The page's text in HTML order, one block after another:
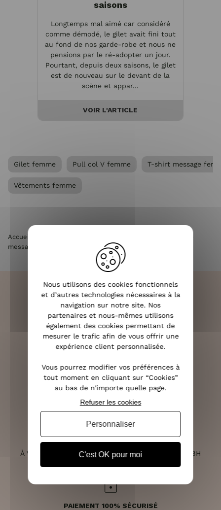
saisons
Longtemps mal aimé car considéré
comme démodé, le gilet avait fini tout
au fond de nos garde-robe et nous ne
pensions par le ré-adopter un jour.
Pourtant, depuis deux saisons, le gilet
est de nouveau sur le devant de la
scène et appar...
VOIR L'ARTICLE
Gilet femme Pull col V femme T-shirt message
Vêtements femme
Accueil
message femme
Gilet long dos Rock and Roll Etoile
LIVRAISON RAPIDE
OFFERTE DÈS 70€
RETOURS SOUS 14 JOURS
(VOIR LES CONDITIONS)
SERVICE CLIENT
À VOTRE ÉCOUTE DU LUNDI AU SAMEDI DE 10H À 18H
PAIEMENT 100% SÉCURISÉ
Nous utilisons des cookies fonctionnels
et d’autres technologies nécessaires à la
navigation sur notre site. Nos
partenaires et nous-mêmes utilisons
également des cookies permettant de
mesurer le trafic afin de vous offrir une
expérience client personnalisée.
Vous pourrez modifier vos préférences à
tout moment en cliquant sur “Cookies”
au bas de n'importe quelle page.
C'est OK pour moi
Refuser les cookies
Personnaliser